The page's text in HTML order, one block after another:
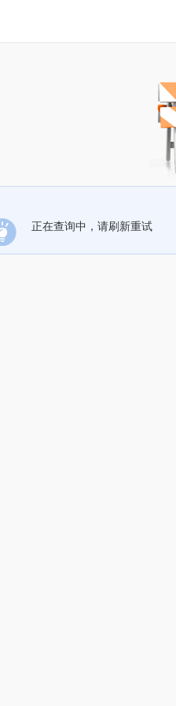
正在查询中，请刷新重试